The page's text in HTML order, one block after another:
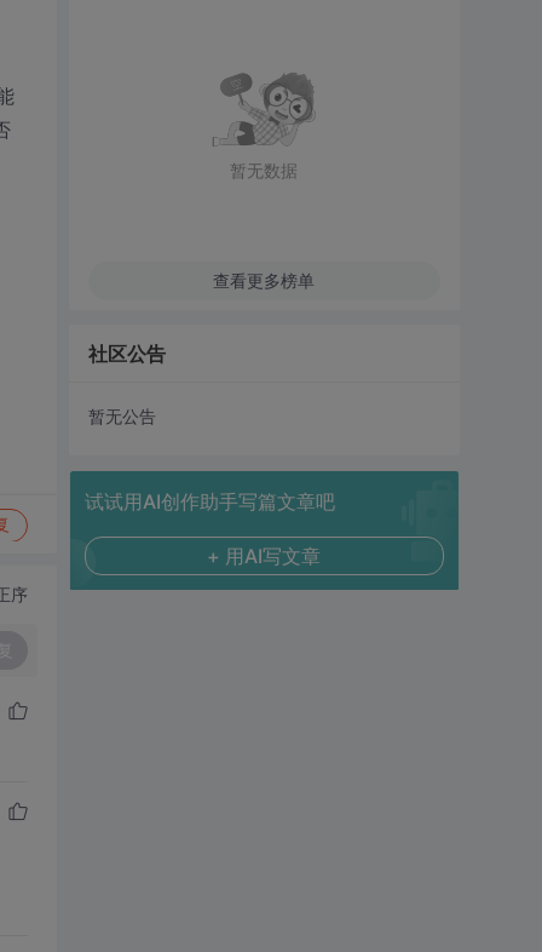
序
暂无数据
查看更多榜单
社区公告
暂无公告
试试用AI创作助手写篇文章吧
+ 用AI写文章